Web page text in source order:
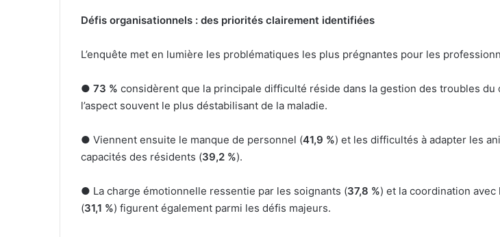
Défis organisationnels : des priorités clairement identifiées
L’enquête met en lumière les problématiques les plus prégnantes pour les
● 73 % considèrent que la principale difficulté réside dans la gestion des troubles du
l’aspect souvent le plus déstabilisant de la maladie.
● Viennent ensuite le manque de personnel (41,9 %) et les difficultés à adapter les
capacités des résidents (39,2 %).
● La charge émotionnelle ressentie par les soignants (37,8 %) et la coordination avec
(31,1 %) figurent également parmi les défis majeurs.